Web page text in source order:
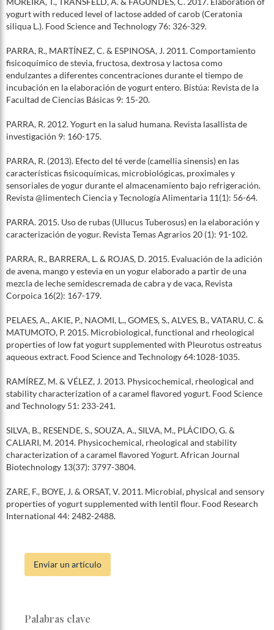
yogurt with reduced level of lactose added of carob (Ceratonia
siliqua L.). Food Science and Technology 76: 326-329.
PARRA, R., MARTÍNEZ, C. & ESPINOSA, J. 2011. Comportamiento
fisicoquímico de stevia, fructosa, dextrosa y lactosa como
endulzantes a diferentes concentraciones durante el tiempo de
incubación en la elaboración de yogurt entero. Bistúa: Revista de la
Facultad de Ciencias Básicas 9: 15-20.
PARRA, R. 2012. Yogurt en la salud humana. Revista lasallista de
investigación 9: 160-175.
PARRA, R. (2013). Efecto del té verde (camellia sinensis) en las
características fisicoquímicas, microbiológicas, proximales y
sensoriales de yogur durante el almacenamiento bajo refrigeración.
Revista @limentech Ciencia y Tecnología Alimentaria 11(1): 56-64.
PARRA. 2015. Uso de rubas (Ullucus Tuberosus) en la elaboración y
caracterización de yogur. Revista Temas Agrarios 20 (1): 91-102.
PARRA, R., BARRERA, L. & ROJAS, D. 2015. Evaluación de la adición
de avena, mango y estevia en un yogur elaborado a partir de una
mezcla de leche semidescremada de cabra y de vaca, Revista
Corpoica 16(2): 167-179.
PELAES, A., AKIE, P., NAOMI, L., GOMES, S., ALVES, B., VATARU, C. &
MATUMOTO, P. 2015. Microbiological, functional and rheological
properties of low fat yogurt supplemented with Pleurotus ostreatus
aqueous extract. Food Science and Technology 64:1028-1035.
RAMÍREZ, M. & VÉLEZ, J. 2013. Physicochemical, rheological and
stability characterization of a caramel ﬂavored yogurt. Food Science
and Technology 51: 233-241.
SILVA, B., RESENDE, S., SOUZA, A., SILVA, M., PLÁCIDO, G. &
CALIARI, M. 2014. Physicochemical, rheological and stability
characterization of a caramel ﬂavored Yogurt. African Journal
Biotechnology 13(37): 3797-3804.
ZARE, F., BOYE, J. & ORSAT, V. 2011. Microbial, physical and sensory
properties of yogurt supplemented with lentil flour. Food Research
International 44: 2482-2488.
Enviar un artículo
Palabras clave